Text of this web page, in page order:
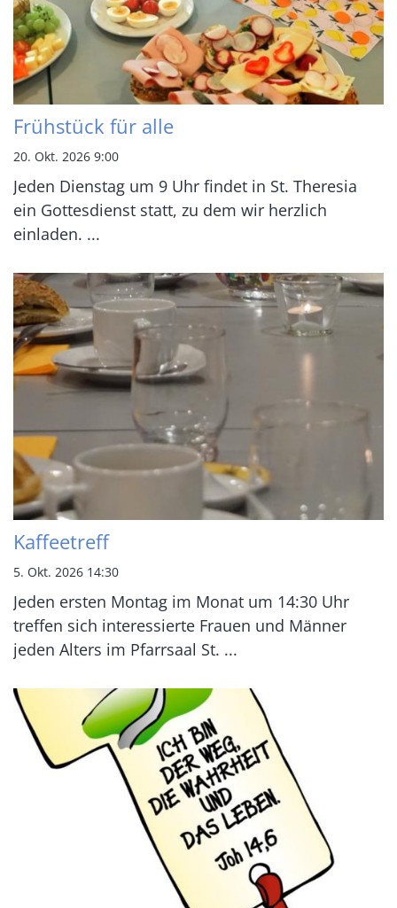
Frühstück für alle
20. Okt. 2026 9:00
Jeden Dienstag um 9 Uhr findet in St. Theresia
ein Gottesdienst statt, zu dem wir herzlich
einladen. ...
Kaffeetreff
5. Okt. 2026 14:30
Jeden ersten Montag im Monat um 14:30 Uhr
treffen sich interessierte Frauen und Männer
jeden Alters im Pfarrsaal St. ...